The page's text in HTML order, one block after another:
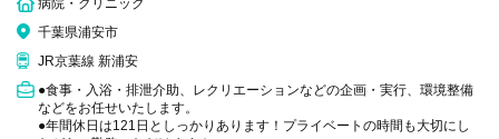
病院・クリニック
千葉県浦安市
JR京葉線 新浦安
●食事・入浴・排泄介助、レクリエーションなどの企画・実行、環境整備
などをお任せいたします。
●年間休日は121日としっかりあります！プライベートの時間も大切にし